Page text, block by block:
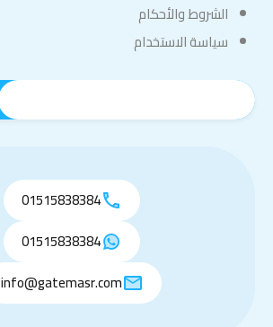
الشروط والأحكام
سياسة الاستخدام
01515838384
01515838384
info@gatemasr.com